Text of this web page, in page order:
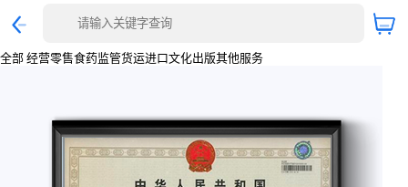
全部 经营零售食药监管货运进口文化出版其他服务